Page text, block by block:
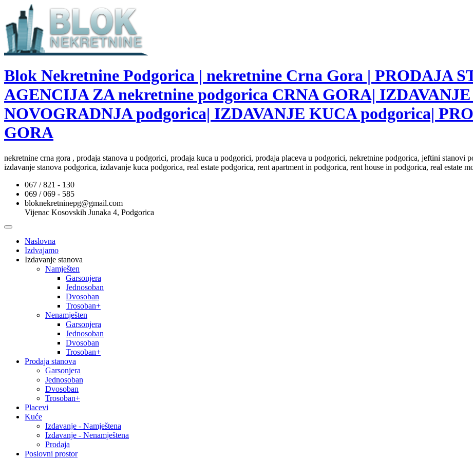
Blok Nekretnine Podgorica | nekretnine Crna Gora | PRODAJA
AGENCIJA ZA nekretnine podgorica CRNA GORA|
NOVOGRADNJA podgorica| IZDAVANJE KUCA podgorica|
GORA
nekretnine crna gora , prodaja stanova u podgorici, prodaja kuca u podgorici, prodaja placeva u podgorici, nekretnine podgorica, jeftini stanovi
izdavanje stanova podgorica, izdavanje kuca podgorica, real estate podgorica, rent apartment in podgorica, rent house in podgorica, real estate
067 / 821 - 130
069 / 069 - 585
bloknekretninepg@gmail.com
Vijenac Kosovskih Junaka 4, Podgorica
Naslovna
Izdvajamo
Izdavanje stanova
Namješten
Garsonjera
Jednosoban
Dvosoban
Trosoban+
Nenamješten
Garsonjera
Jednosoban
Dvosoban
Trosoban+
Prodaja stanova
Garsonjera
Jednosoban
Dvosoban
Trosoban+
Placevi
Kuće
Izdavanje - Namještena
Izdavanje - Nenamještena
Prodaja
Poslovni prostor